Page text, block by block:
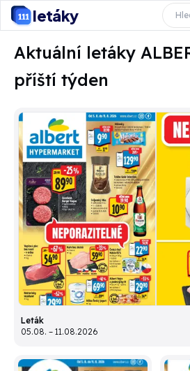
letáky
Aktuální letáky
příští týden
Leták
05.08. – 11.08.2026